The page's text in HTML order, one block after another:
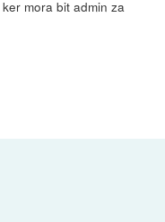
mora bit admin za